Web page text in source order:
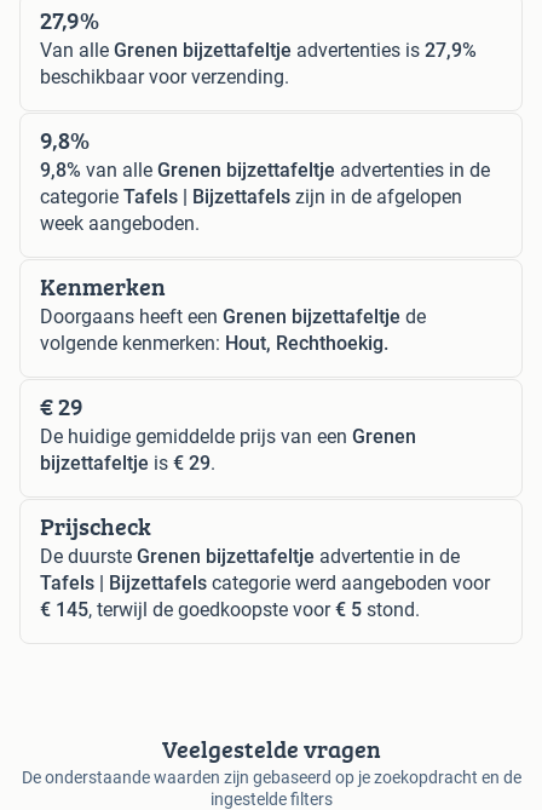
27,9%
Van alle Grenen bijzettafeltje advertenties is 27,9%
beschikbaar voor verzending.
9,8%
9,8% van alle Grenen bijzettafeltje advertenties in de
categorie Tafels | Bijzettafels zijn in de afgelopen
week aangeboden.
Kenmerken
Doorgaans heeft een Grenen bijzettafeltje de
volgende kenmerken: Hout, Rechthoekig.
€ 29
De huidige gemiddelde prijs van een Grenen
bijzettafeltje is € 29.
Prijscheck
De duurste Grenen bijzettafeltje advertentie in de
Tafels | Bijzettafels categorie werd aangeboden voor
€ 145, terwijl de goedkoopste voor€ 5 stond.
Veelgestelde vragen
De onderstaande waarden zijn gebaseerd op je zoekopdracht en de
ingestelde filters